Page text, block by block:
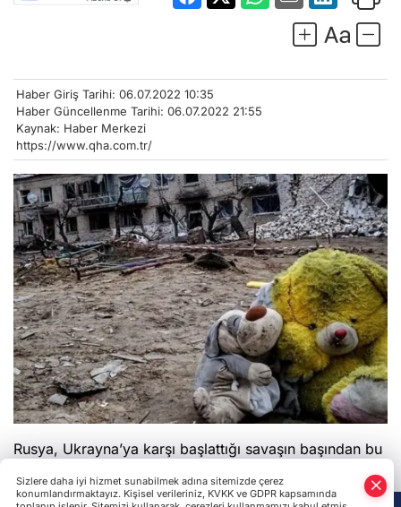
Haber Giriş Tarihi: 06.07.2022 10:35
Haber Güncellenme Tarihi: 06.07.2022 21:55
Kaynak: Haber Merkezi
https://www.qha.com.tr/
Rusya, Ukrayna’ya karşı başlattığı savaşın başından bu
bilgilere göre, 645’ten fazla çocuğun yaralandığı
Sizlere daha iyi hizmet sunabilmek adına sitemizde çerez
konumlandırmaktayız. Kişisel verileriniz, KVKK ve GDPR kapsamında